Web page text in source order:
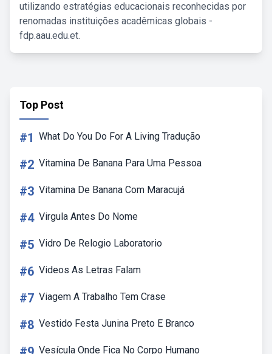
utilizando estratégias educacionais reconhecidas por
renomadas instituições acadêmicas globais -
fdp.aau.edu.et.
Top Post
#1 What Do You Do For A Living Tradução
#2 Vitamina De Banana Para Uma Pessoa
#3 Vitamina De Banana Com Maracujá
#4 Virgula Antes Do Nome
#5 Vidro De Relogio Laboratorio
#6 Videos As Letras Falam
#7 Viagem A Trabalho Tem Crase
#8 Vestido Festa Junina Preto E Branco
Vesícula Onde Fica No Corpo Humano